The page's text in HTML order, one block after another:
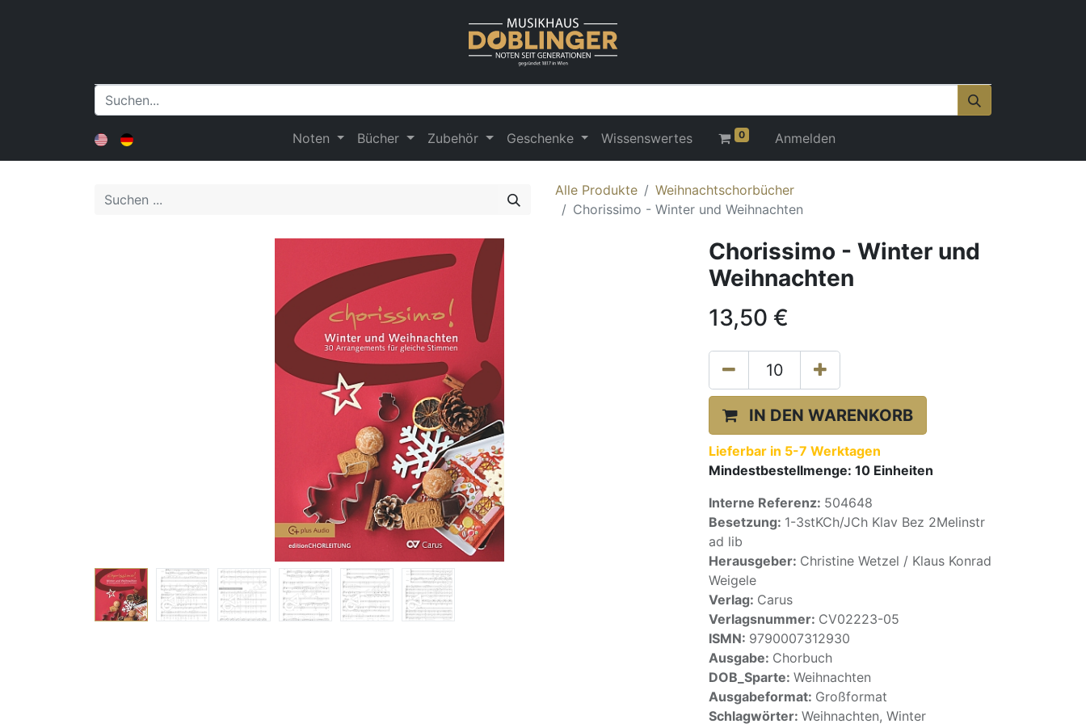
Noten Bücher Zubehör Geschenke Wissenswertes 0 Anmelden
Alle Produkte
Weihnachtschorbücher
Chorissimo - Winter und Weihnachten
Chorissimo - Winter und
Weihnachten
13,50 €
IN DEN WARENKORB
Lieferbar in 5-7 Werktagen
Mindestbestellmenge: 10 Einheiten
Interne Referenz: 504648
Besetzung: 1-3stKCh/JCh Klav Bez 2Melinstr
ad lib
Herausgeber: Christine Wetzel / Klaus Konrad
Weigele
Verlag: Carus
Verlagsnummer: CV02223-05
ISMN: 9790007312930
Ausgabe: Chorbuch
DOB_Sparte: Weihnachten
Ausgabeformat: Großformat
Schlagwörter: Weihnachten, Winter